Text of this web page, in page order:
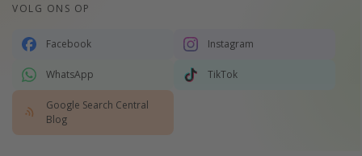
VOLG ONS OP
Facebook Instagram
WhatsApp TikTok
Google Search Central
Blog